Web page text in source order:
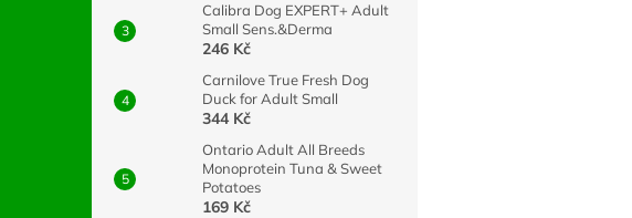
Calibra Dog EXPERT+ Adult
Small Sens.&Derma
246 Kč
Carnilove True Fresh Dog
Duck for Adult Small
344 Kč
Ontario Adult All Breeds
Monoprotein Tuna & Sweet
Potatoes
169 Kč